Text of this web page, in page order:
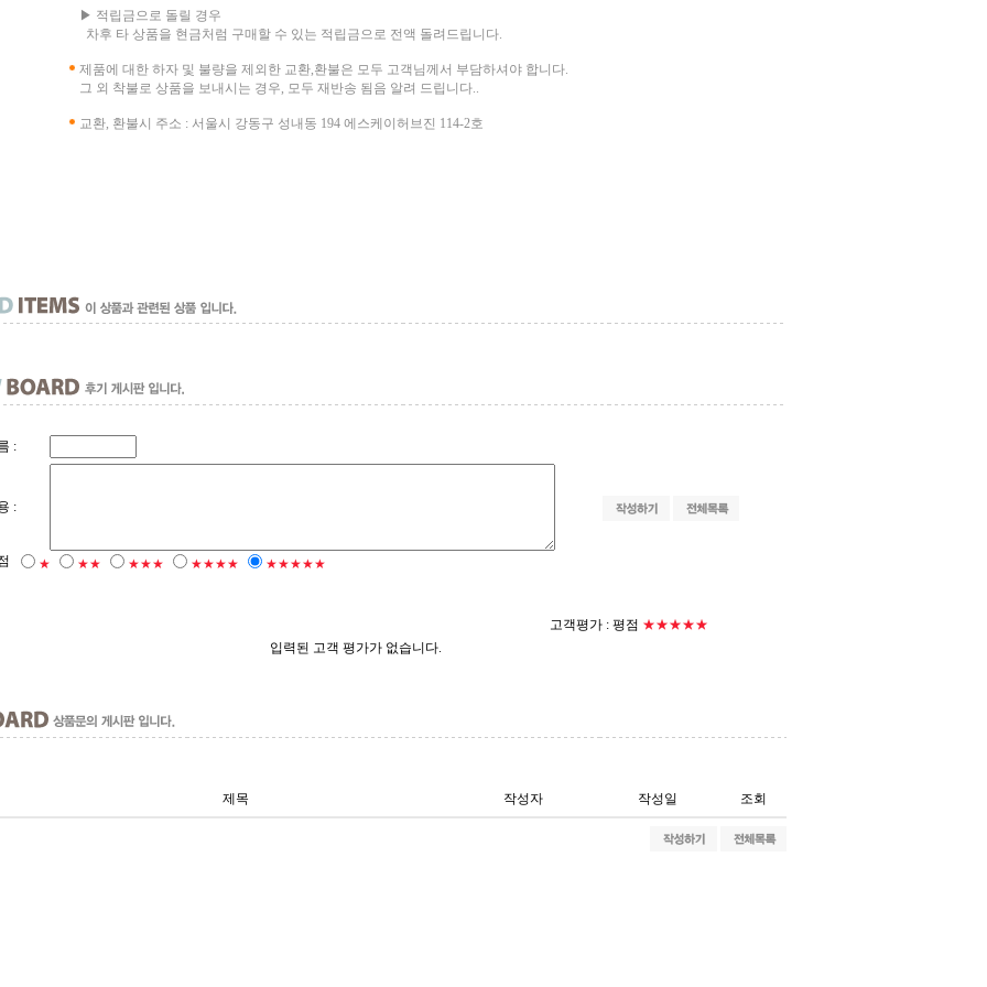
▶ 적립금으로 돌릴 경우
차후 타 상품을 현금처럼 구매할 수 있는 적립금으로 전액 돌려드립니다.
제품에 대한 하자 및 불량을 제외한 교환,환불은 모두 고객님께서 부담하셔야 합니다.
그 외 착불로 상품을 보내시는 경우, 모두 재반송 됨음 알려 드립니다..
교환, 환불시 주소 : 서울시 강동구 성내동 194 에스케이허브진 114-2호
:
:
★ ★★ ★★★ ★★★★ ★★★★★
고객평가 : 평점 ★★★★★
입력된 고객 평가가 없습니다.
제목 작성자 작성일 조회